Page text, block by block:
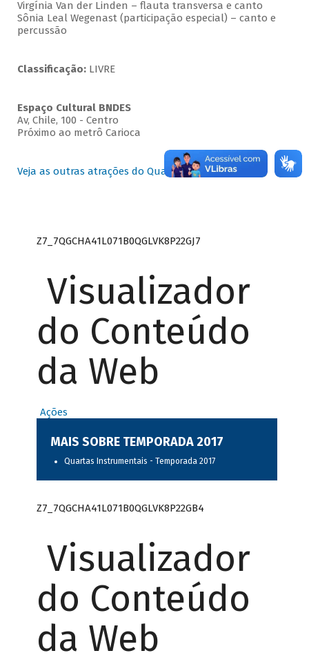
Virgínia Van der Linden – flauta transversa e canto
Sônia Leal Wegenast (participação especial) – canto e
percussão
Classificação:LIVRE
Espaço Cultural BNDES
Av, Chile, 100 - Centro
Próximo ao metrô Carioca
Veja as outras atrações do Quartas Instrumentais
Z7_7QGCHA41L071B0QGLVK8P22GJ7
Visualizador
do Conteúdo
da Web
Ações
MAIS SOBRE TEMPORADA 2017
Quartas Instrumentais - Temporada 2017
Z7_7QGCHA41L071B0QGLVK8P22GB4
Visualizador
do Conteúdo
da Web